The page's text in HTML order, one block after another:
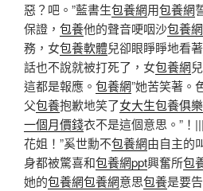
惡？吧。”藍書生包養網用包養網
保證， 包養他的聲音哽咽沙包養網
務，女包養軟體兒卻眼睜睜地看著
話也不說就被打死了，女包養網兒
這都是報應。 包養網”她苦笑著。
父包養抱歉地笑了女大生包養俱
一個月價錢衣不是這個意思。”！
花姐！”奚世勳不包養網由自主的
身都被驚喜和包養網ppt興奮所包
她的包養網包養網意思包養是要告